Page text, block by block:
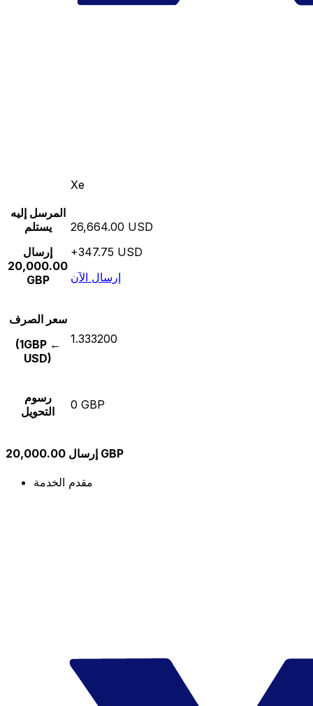
Xe
المرسل إليه
يستلم
إرسال
20,000.00
GBP
26,664.00 USD
+347.75 USD
إرسال الآن
سعر الصرف
(1GBP ←
USD)
1.333200
رسوم
التحويل
0 GBP
إرسال 20,000.00 GBP
مقدم الخدمة